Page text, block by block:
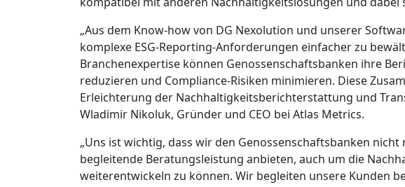
„Aus dem Know-how von DG Nexolution und unserer
komplexe ESG-Reporting-Anforderungen einfacher zu
Branchenexpertise können Genossenschaftsbanken ihre
reduzieren und Compliance-Risiken minimieren. Diese
Erleichterung der Nachhaltigkeitsberichterstattung und
Wladimir Nikoluk, Gründer und CEO bei Atlas Metrics.
„Uns ist wichtig, dass wir den Genossenschaftsbanken
begleitende Beratungsleistung anbieten, auch um die
weiterentwickeln zu können. Wir begleiten unsere Kunden